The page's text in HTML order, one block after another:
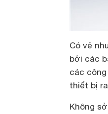
Có vẻ
bởi các
các
thiết bị
Không